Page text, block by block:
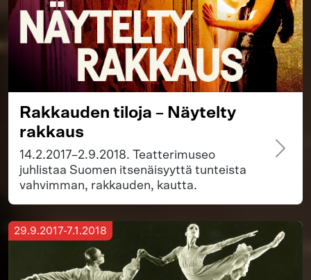
Rakkauden tiloja – Näytelty
rakkaus
14.2.2017–2.9.2018. Teatterimuseo
juhlistaa Suomen itsenäisyyttä tunteista
vahvimman, rakkauden, kautta.
29.9.2017-7.1.2018